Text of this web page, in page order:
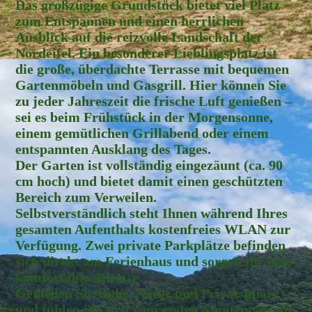
Das großzügige Grundstück bietet viel Platz
zum Entspannen und einen herrlichen
Ausblick auf die reizvolle Landschaft der
Nordeifel. Ein besonderer Lieblingsplatz ist
die große, überdachte Terrasse mit bequemen
Gartenmöbeln und Gasgrill. Hier können Sie
zu jeder Jahreszeit die frische Luft genießen –
sei es beim Frühstück in der Morgensonne,
einem gemütlichen Grillabend oder einem
entspannten Ausklang des Tages.
Der Garten ist vollständig eingezäunt (ca. 90
cm hoch) und bietet damit einen geschützten
Bereich zum Verweilen.
Selbstverständlich steht Ihnen während Ihres
gesamten Aufenthalts kostenfreies WLAN zur
Verfügung. Zwei private Parkplätze befinden
sich direkt am Ferienhaus und sorgen für eine
komfortable Anreise.
Genießen Sie Ruhe, Natur und Privatsphäre –